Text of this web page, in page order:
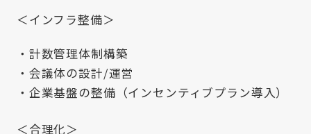
＜インフラ整備＞
計数管理体制構築
会議体の設計/運営
企業基盤の整備（インセンティブプラン導入）
＜合理化＞